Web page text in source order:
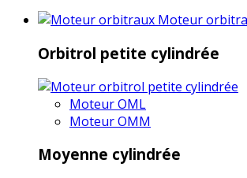
Moteur
Orbitrol petite cylindrée
Moteur OML
Moteur OMM
Moyenne cylindrée